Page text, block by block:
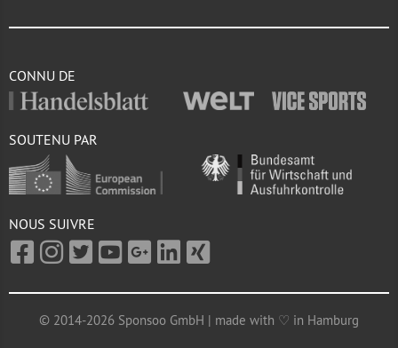
CONNU DE
SOUTENU PAR
NOUS SUIVRE
© 2014-2026 Sponsoo GmbH | made with ♡ in Hamburg